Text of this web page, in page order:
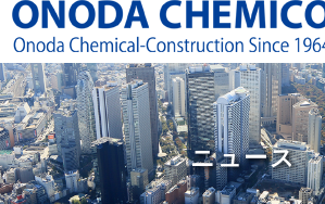
ニュース